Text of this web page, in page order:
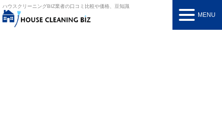
ハウスクリーニングBIZ業者の口コミ比較や価格、豆知識
MENU